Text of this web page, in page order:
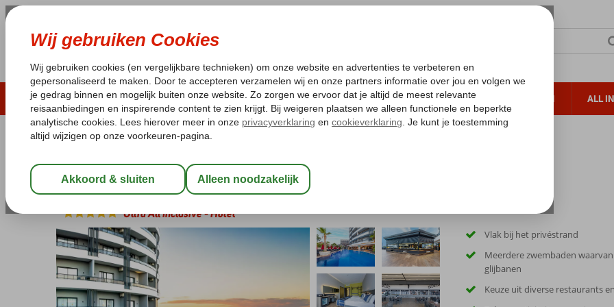
ZOMER 2026 LAST MINUTES WINTERZON ZONVAKANTIES VERRE REIZEN ALL
Laagsteprijsgarantie* Geen fueltoeslag Gratis annuleren*
Home
Turkije Turkse Riviera Alanya Konakli Noxinn Deluxe
Noxinn Deluxe
Ultra All Inclusive-Hotel
Vlak bij het privéstrand
Meerdere zwembaden
glijbanen
Keuze uit diverse restaurants